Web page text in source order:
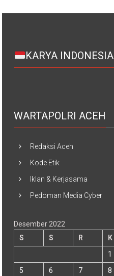
KARYA INDONESIA
WARTAPOLRI ACEH
Redaksi Aceh
Kode Etik
Iklan & Kerjasama
Pedoman Media Cyber
Desember 2022
S
S R K
1
5
6 7 8